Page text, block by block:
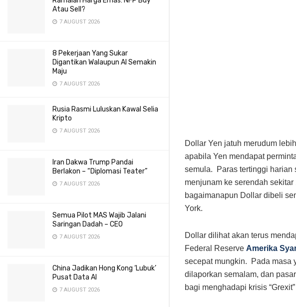
Atau Sell?
7 AUGUST 2026
8 Pekerjaan Yang Sukar
Digantikan Walaupun AI Semakin
Maju
7 AUGUST 2026
Rusia Rasmi Luluskan Kawal Selia
Kripto
7 AUGUST 2026
Iran Dakwa Trump Pandai
Berlakon – “Diplomasi Teater”
7 AUGUST 2026
Semua Pilot MAS Wajib Jalani
Saringan Dadah – CEO
7 AUGUST 2026
China Jadikan Hong Kong ‘Lubuk’
Pusat Data AI
7 AUGUST 2026
Dollar Yen jatuh merudum
apabila Yen mendapat
semula. Paras tertinggi harian
menjunam ke serendah
bagaimanapun Dollar dibeli
York.
Dollar dilihat akan terus
Federal Reserve Amerika
secepat mungkin. Pada masa
dilaporkan semalam, dan
bagi menghadapi krisis